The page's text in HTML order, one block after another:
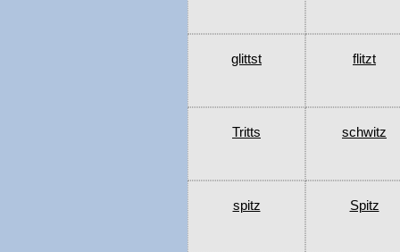
glittst flitzt
Tritts schwitz
spitz Spitz